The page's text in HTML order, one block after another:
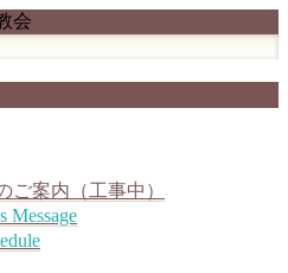
会
ご案内（工事中）
Message